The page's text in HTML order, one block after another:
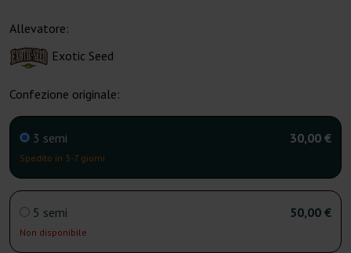
Allevatore:
Exotic Seed
Confezione originale:
3 semi
Spedito in 3-7 giorni
30,00 €
5 semi
Non disponibile
50,00 €